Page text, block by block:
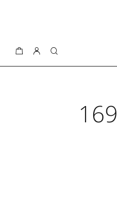
קולייר דה גרדה 8 קראט 169